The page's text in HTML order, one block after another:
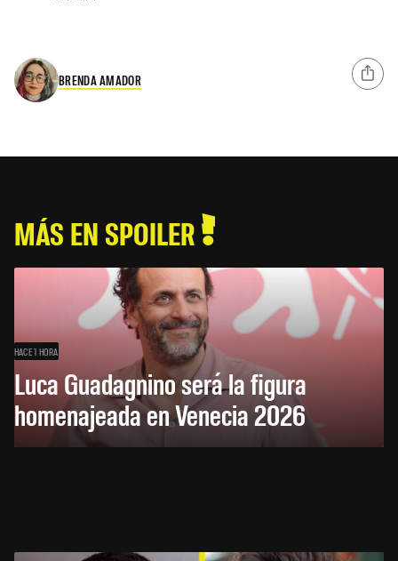
BRENDA AMADOR
MÁS EN SPOILER
HACE 1 HORA
Luca Guadagnino será la figura
homenajeada en Venecia 2026